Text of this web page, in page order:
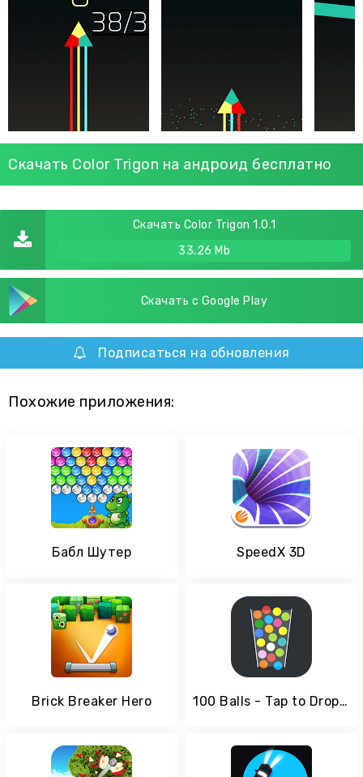
Скачать Color Trigon на андроид бесплатно
Скачать Color Trigon 1.0.1
33.26 Mb
Скачать с Google Play
Подписаться на обновления
Похожие приложения:
Бабл Шутер SpeedX 3D
Brick Breaker Hero 100 Balls - Tap to Drop the Color Ball Game